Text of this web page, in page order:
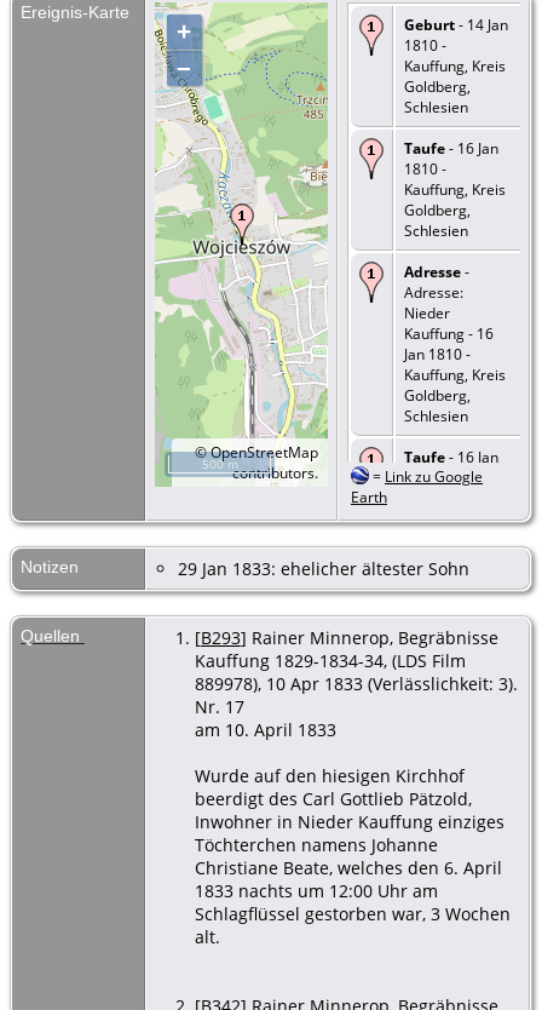
Ereignis-Karte
+
–
©OpenStreetMap
contributors.
500 m
Geburt- 14 Jan
1810 -
Kauffung, Kreis
Goldberg,
Schlesien
Taufe- 16 Jan
1810 -
Kauffung, Kreis
Goldberg,
Schlesien
Adresse-
Adresse:
Nieder
Kauffung - 16
Jan 1810 -
Kauffung, Kreis
Goldberg,
Schlesien
Taufe- 16 Jan
1810 -
Goldberg,
Eheschließung
- 22 Jan 1833 -
Kauffung, Kreis
Goldberg,
Schlesien
= Link zu Google
Earth
Notizen 29 Jan 1833: ehelicher ältester Sohn
Quellen [B293] Rainer Minnerop, Begräbnisse
Kauffung 1829-1834-34, (LDS Film
889978), 10 Apr 1833 (Verlässlichkeit: 3).
Nr. 17
am 10. April 1833
Wurde auf den hiesigen Kirchhof
beerdigt des Carl Gottlieb Pätzold,
Inwohner in Nieder Kauffung einziges
Töchterchen namens Johanne
Christiane Beate, welches den 6. April
1833 nachts um 12:00 Uhr am
Schlagflüssel gestorben war, 3 Wochen
alt.